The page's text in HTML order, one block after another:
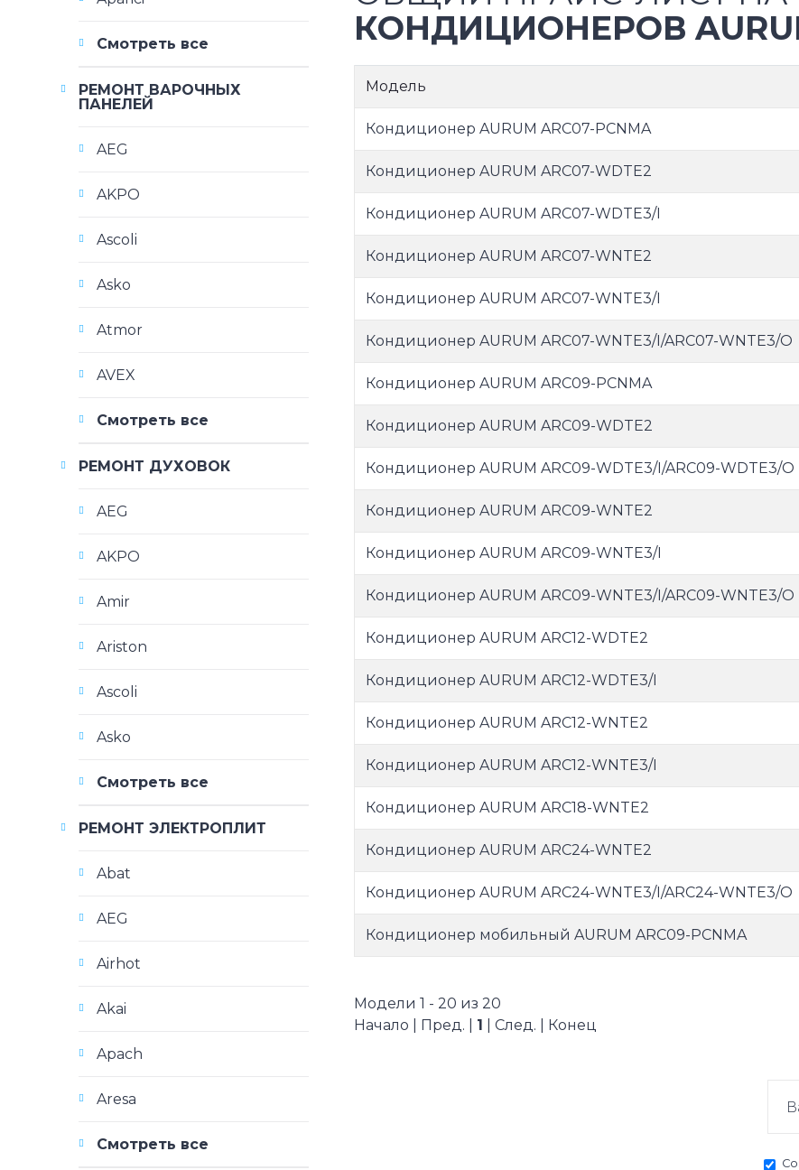
КОНДИЦИОНЕРОВ
Модель
Кондиционер AURUM ARC07-PCNMA
Кондиционер AURUM ARC07-WDTE2
Кондиционер AURUM ARC07-WDTE3/I
Кондиционер AURUM ARC07-WNTE2
Кондиционер AURUM ARC07-WNTE3/I
Кондиционер AURUM ARC07-WNTE3/I/ARC07-WNTE3/O
Кондиционер AURUM ARC09-PCNMA
Кондиционер AURUM ARC09-WDTE2
Кондиционер AURUM ARC09-WDTE3/I/ARC09-WDTE3/O
Кондиционер AURUM ARC09-WNTE2
Кондиционер AURUM ARC09-WNTE3/I
Кондиционер AURUM ARC09-WNTE3/I/ARC09-WNTE3/O
Кондиционер AURUM ARC12-WDTE2
Кондиционер AURUM ARC12-WDTE3/I
Кондиционер AURUM ARC12-WNTE2
Кондиционер AURUM ARC12-WNTE3/I
Кондиционер AURUM ARC18-WNTE2
Кондиционер AURUM ARC24-WNTE2
Кондиционер AURUM ARC24-WNTE3/I/ARC24-WNTE3/O
Кондиционер мобильный AURUM ARC09-PCNMA
Модели 1 - 20 из 20
Начало | Пред. | 1 | След. | Конец
Смотреть все
РЕМОНТ ВАРОЧНЫХ
ПАНЕЛЕЙ
AEG
AKPO
Ascoli
Asko
Atmor
AVEX
Смотреть все
РЕМОНТ ДУХОВОК
AEG
AKPO
Amir
Ariston
Ascoli
Asko
Смотреть все
РЕМОНТ ЭЛЕКТРОПЛИТ
Abat
AEG
Airhot
Akai
Apach
Aresa
Смотреть все